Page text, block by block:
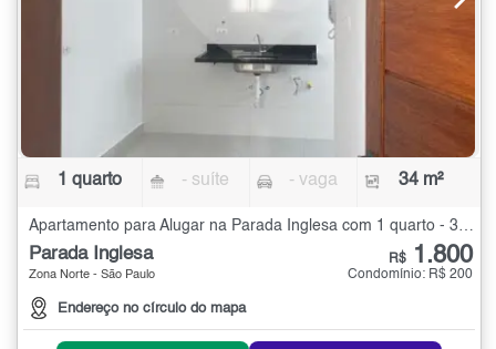
1 quarto - suíte - vaga 34 m²
Apartamento para Alugar na Parada Inglesa com 1 quarto - 34 m²
Parada Inglesa
Zona Norte - São Paulo
Endereço no círculo do mapa
R$ 1.800
Condomínio: R$ 200